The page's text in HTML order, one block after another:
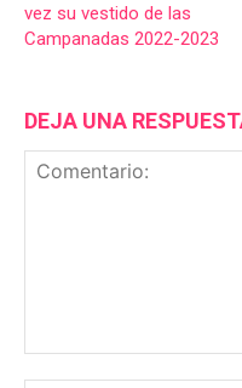
vez su vestido de las
Campanadas 2022-2023
DEJA UNA